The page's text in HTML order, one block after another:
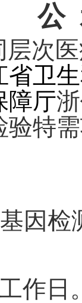
层次
省卫
障厅
验特需
因检
作日